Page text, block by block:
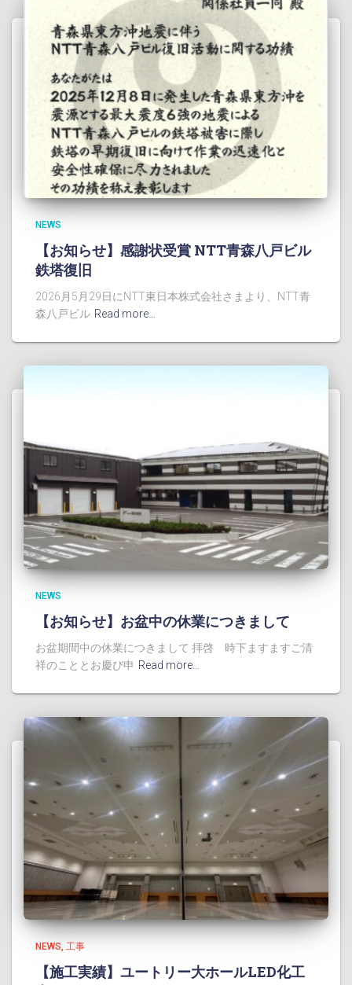
NEWS
【お知らせ】感謝状受賞 NTT青森八戸ビル
鉄塔復旧
2026月5月29日にNTT東日本株式会社さまより、NTT青
森八戸ビル Read more…
NEWS
【お知らせ】お盆中の休業につきまして
お盆期間中の休業につきまして 拝啓 時下ますますご清
祥のこととお慶び申 Read more…
NEWS 工事
【施工実績】ユートリー大ホールLED化工